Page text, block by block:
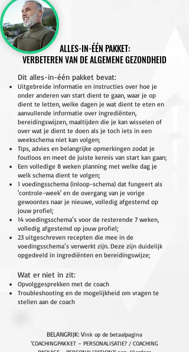
ALLES-IN-ÉÉN PAKKET:
VERBETEREN VAN DE ALGEMENE GEZONDHEID
Dit alles-in-één pakket bevat:
Uitgebreide informatie en instructies over hoe je
onder anderen van start dient te gaan, waar je op
dient te letten, welke dagen je wat dient te eten en
aanvullende informatie over ingrediënten,
bereidingswijzen, maaltijden die je kan wisselen of
over wat je dient te doen als je toch iets in een
weekschema niet kan volgen;
Tips, advies en belangrijke opmerkingen zodat je
foutloos en meet de juiste kennis van start kan gaan;
Een volledige 8 weken planning met welke dag je
welk schema dient te volgen;
1 voedingsschema (inloop-schema) dat fungeert als
'controle-week' en de overgang van je vorige
gewoontes naar je nieuwe, volledig afgestemd op
jouw profiel;
14 voedingsschema’s voor de resterende 7 weken,
volledig afgestemd op jouw profiel;
23 uitgeschreven recepten die mee in de
voedingsschema’s verwerkt zijn. Deze zijn duidelijk
opgedeeld in ingrediënten en bereidingswijze;
Wat er niet in zit:
Opvolggesprekken met de coach
Troubleshooting en de mogelijkheid om vragen te
stellen aan de coach
BELANGRIJK:Vink op de betaalpagina
‘COACHINGPAKKET – PERSONALISATIE? / COACHING